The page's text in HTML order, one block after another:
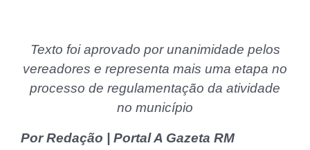
Texto foi aprovado por unanimidade pelos
vereadores e representa mais uma etapa no
processo de regulamentação da atividade
no município
Por Redação | Portal A Gazeta RM